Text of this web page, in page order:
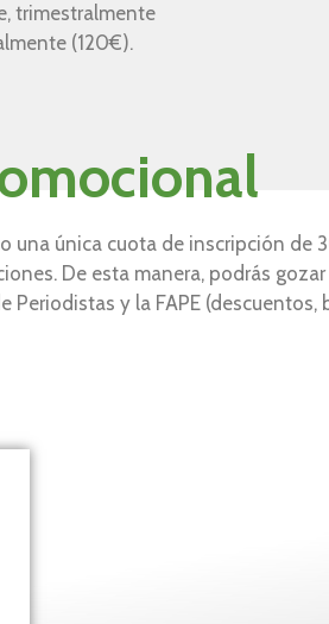
trimestralmente
(120€).
una única cuota de inscripción de
De esta manera, podrás
Periodistas y la FAPE